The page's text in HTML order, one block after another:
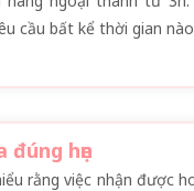
cầu bất kể thời gian
đúng hẹn
rằng việc nhận được